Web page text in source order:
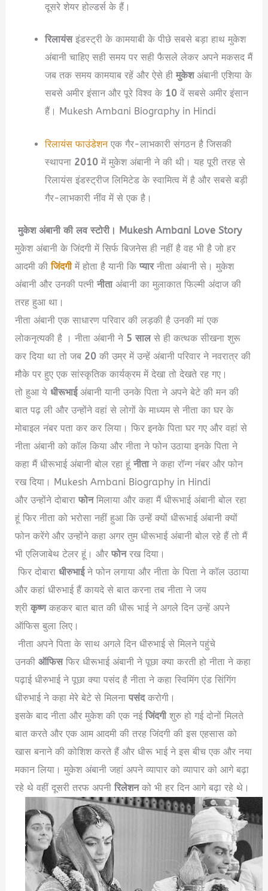
दूसरे शेयर होल्डर्स के हैं।
रिलायंस इंडस्ट्री के कामयाबी के पीछे सबसे बड़ा हाथ मुकेश
अंबानी चाहिए सही समय पर सही फैसले लेकर अपने मकसद मैं
जब तक समय कामयाब रहें और ऐसे ही मुकेशअंबानी एशिया के
सबसे अमीर इंसान और पूरे विश्व के 10 वें सबसे अमीर इंसान
हैं। Mukesh Ambani Biography in Hindi
रिलायंस फाउंडेशनएक गैर-लाभकारी संगठन है जिसकी
स्थापना 2010में मुकेश अंबानी ने की थी। यह पूरी तरह से
रिलायंस इंडस्ट्रीज लिमिटेड के स्वामित्व में है और सबसे बड़ी
गैर-लाभकारी नींव में से एक है।
मुकेश अंबानी की लव स्टोरी। Mukesh Ambani Love Story
मुकेश अंबानी के जिंदगी में सिर्फ बिजनेस ही नहीं है वह भी है जो हर
आदमी कीजिंदगी में होता है यानी किप्यारनीता अंबानी से। मुकेश
अंबानी और उनकी पत्नीनीताअंबानी का मुलाकात फिल्मी अंदाज की
तरह हुआ था।
नीता अंबानी एक साधारण परिवार की लड़की है उनकी मां एक
लोकनृत्यकी है । नीता अंबानी ने 5 सालसे ही कत्थक सीखना शुरू
कर दिया था तो जब 20की उम्र में उन्हें अंबानी परिवार ने नवरात्र की
मौके पर हुए एक सांस्कृतिक कार्यक्रम में देखा तो देखते रह गए।
तो हुआ येधीरूभाईअंबानी यानी उनके पिता ने अपने बेटे की मन की
बात पढ़ ली और उन्होंने वहां से लोगों के माध्यम से नीता का घर के
मोबाइल नंबर पता कर कर लिया। फिर इनके पिता घर गए और वहां से
नीता अंबानी को कॉल किया और नीता ने फोन उठाया इनके पिता ने
कहा मैं धीरूभाई अंबानी बोल रहा हूंनीताने कहा रॉन्ग नंबर और फोन
रख दिया। Mukesh Ambani Biography in Hindi
और उन्होंने दोबाराफोनमिलाया और कहा मैं धीरूभाई अंबानी बोल रहा
हूं फिर नीता को भरोसा नहीं हुआ कि उन्हें क्यों धीरूभाई अंबानी क्यों
फोन करेंगे और उन्होंने कहा अगर तुम धीरूभाई अंबानी बोल रहे हैं तो मैं
भी एलिजाबेथ टेलर हूं। औरफोनरख दिया।
फिर दोबाराधीरुभाईने फोन लगाया और नीता के पिता ने कॉल उठाया
और कहां धीरुभाई हैं कायदे से बात करना तब नीता ने जय
श्रीकृष्णकहकर बात बात की धीरू भाई ने अगले दिन उन्हें अपने
ऑफिस बुला लिए।
नीता अपने पिता के साथ अगले दिन धीरुभाई से मिलने पहुंचे
उनकीऑफिसफिर धीरूभाई अंबानी ने पूछा क्या करती हो नीता ने कहा
पढ़ाई धीरुभाई ने पूछा क्या पसंद है नीता ने कहा स्विमिंग एंड सिंगिंग
धीरुभाई ने कहा मेरे बेटे से मिलनापसंदकरोगी।
इसके बाद नीता और मुकेश की एक नईजिंदगीशुरु हो गई दोनों मिलते
बात करते और एक आम आदमी की तरह जिंदगी की इस एहसास को
खास बनाने की कोशिश करते हैं और धीरू भाई ने इस बीच एक और नया
मकान लिया। मुकेश अंबानी जहां अपने व्यापार को व्यापार को आगे बढ़ा
रहे थे वहीं दूसरी तरफ अपनीरिलेशनको भी हर दिन आगे बढ़ा रहे थे।